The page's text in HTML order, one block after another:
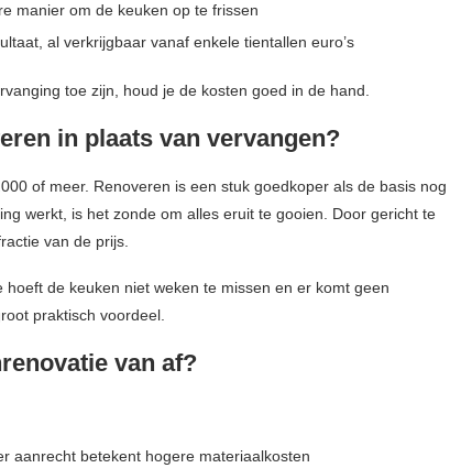
manier om de keuken op te frissen
al verkrijgbaar vanaf enkele tientallen euro’s
toe zijn, houd je de kosten goed in de hand.
in plaats van vervangen?
of meer. Renoveren is een stuk goedkoper als de basis nog
werkt, is het zonde om alles eruit te gooien. Door gericht te
van de prijs.
de keuken niet weken te missen en er komt geen
praktisch voordeel.
van af?
aanrecht betekent hogere materiaalkosten